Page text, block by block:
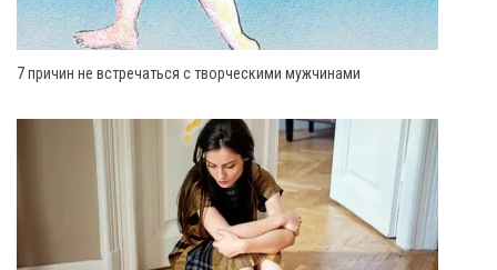
7 причин не встречаться с творческими мужчинами